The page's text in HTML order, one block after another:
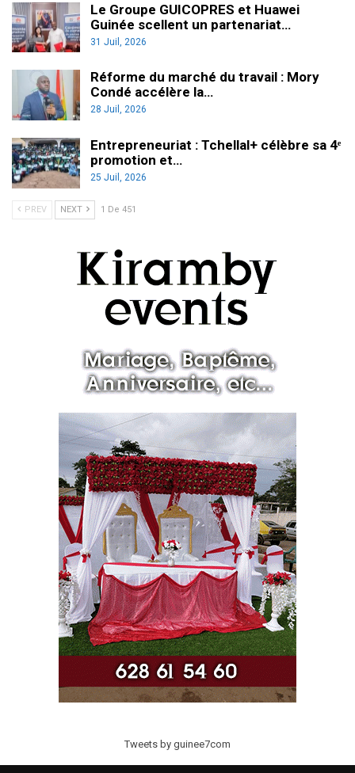
Le Groupe GUICOPRES et Huawei
Guinée scellent un partenariat…
31 Juil, 2026
Réforme du marché du travail : Mory
Condé accélère la…
28 Juil, 2026
Entrepreneuriat : Tchellal+ célèbre sa 4ᵉ
promotion et…
25 Juil, 2026
PREV NEXT 1 De 451
Tweets by guinee7com